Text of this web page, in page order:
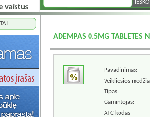
ADEMPAS 0.5MG TABLETĖS
Pavadinimas:
Veikliosios
Tipas:
Gamintojas:
ATC kodas